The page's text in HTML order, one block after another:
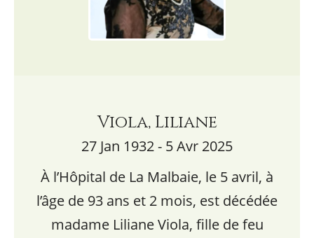
Viola, Liliane
27 Jan 1932 - 5 Avr 2025
À l’Hôpital de La Malbaie, le 5 avril, à
l’âge de 93 ans et 2 mois, est décédée
madame Liliane Viola, fille de feu